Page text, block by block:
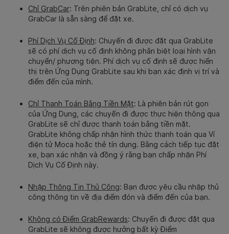
Chỉ GrabCar: Trên phiên bản GrabLite, chỉ có dịch vụ
GrabCar là sẵn sàng để đặt xe.
Phí Dịch Vụ Cố Định: Chuyến đi được đặt qua GrabLite
sẽ có phí dịch vụ cố định không phân biệt loại hình vận
chuyển/ phương tiện. Phí dịch vụ cố định sẽ được hiển
thị trên Ứng Dụng GrabLite sau khi bạn xác định vị trí và
điểm đến của mình.
Chỉ Thanh Toán Bằng Tiền Mặt: Là phiên bản rút gọn
của Ứng Dụng, các chuyến đi được thực hiện thông qua
GrabLite sẽ chỉ được thanh toán bằng tiền mặt.
GrabLite không chấp nhận hình thức thanh toán qua Ví
điện tử Moca hoặc thẻ tín dụng. Bằng cách tiếp tục đặt
xe, bạn xác nhận và đồng ý rằng bạn chấp nhận Phí
Dịch Vụ Cố Định này.
Nhập Thông Tin Thủ Công: Bạn được yêu cầu nhập thủ
công thông tin về địa điểm đón và điểm đến của bạn.
Không có Điểm GrabRewards: Chuyến đi được đặt qua
GrabLite sẽ không được hưởng bất kỳ Điểm